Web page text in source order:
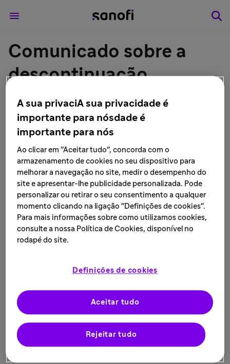
Comunicado sobre a
descontinuação
definitiva da fabricação
do produto
PHARMATON® VITAWIN
LEIA MAIS • outubro de 2023
São Paulo, outubro de 2023— A Sanofi informa a
descontinuação definitiva da fabricação e
comercialização por motivação comercial dos produtos
PHARMATON® VITAWIN 2
PHARMATON® VITAWIN CÁLCIO
A linha
alimentares à base de vitaminas e minerais.
A Sanofi esclarece que existem produtos semelhantes no
A sua privaciA sua privacidade é
importante para nósdade é
importante para nós
Ao clicar em "Aceitar tudo", concorda com o
armazenamento de cookies no seu dispositivo para
melhorar a navegação no site, medir o desempenho do
site e apresentar-lhe publicidade personalizada. Pode
personalizar ou retirar o seu consentimento a qualquer
momento clicando na ligação "Definições de cookies".
Para mais informações sobre como utilizamos cookies,
consulte a nossa Política de Cookies, disponível no
rodapé do site.
Definições de cookies
Rejeitar tudo
Aceitar tudo